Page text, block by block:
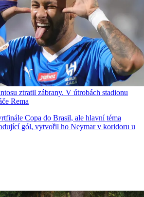
ztratil zábrany. V útrobách stadionu
Rema
Copa do Brasil, ale hlavní téma
gól, vytvořil ho Neymar v koridoru u